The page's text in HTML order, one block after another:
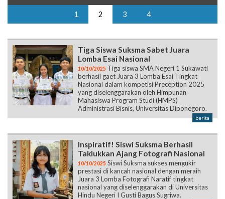
1 2 3 4
Tiga Siswa Suksma Sabet Juara
Lomba Esai Nasional
10/10/2025 Tiga siswa SMA Negeri 1 Sukawati
berhasil gaet Juara 3 Lomba Esai Tingkat
Nasional dalam kompetisi Preception 2025
yang diselenggarakan oleh Himpunan
Mahasiswa Program Studi (HMPS)
Administrasi Bisnis, Universitas Diponegoro.
berita
Inspiratif! Siswi Suksma Berhasil
Taklukkan Ajang Fotografi Nasional
10/10/2025 Siswi Suksma sukses mengukir
prestasi di kancah nasional dengan meraih
Juara 3 Lomba Fotografi Naratif tingkat
nasional yang diselenggarakan di Universitas
Hindu Negeri I Gusti Bagus Sugriwa.